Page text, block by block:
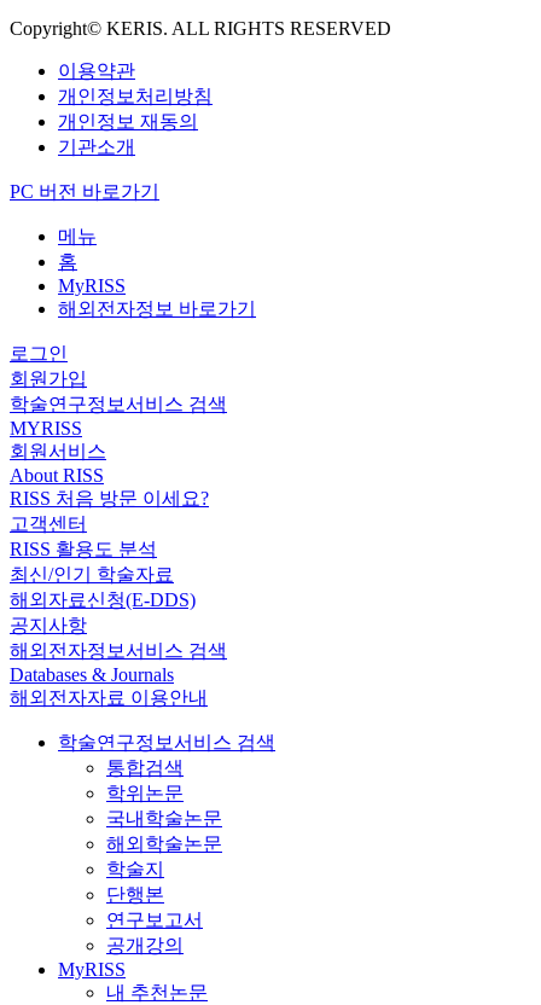
Copyright© KERIS. ALL RIGHTS RESERVED
이용약관
개인정보처리방침
개인정보 재동의
기관소개
PC 버전 바로가기
메뉴
홈
MyRISS
해외전자정보 바로가기
로그인
회원가입
학술연구정보서비스 검색
MYRISS
회원서비스
About RISS
RISS 처음 방문 이세요?
고객센터
RISS 활용도 분석
최신/인기 학술자료
해외자료신청(E-DDS)
공지사항
해외전자정보서비스 검색
Databases & Journals
해외전자자료 이용안내
학술연구정보서비스 검색
통합검색
학위논문
국내학술논문
해외학술논문
학술지
단행본
연구보고서
공개강의
MyRISS
내 추천논문